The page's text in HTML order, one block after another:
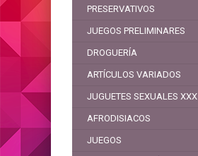
PRESERVATIVOS
JUEGOS PRELIMINARES
DROGUERÍA
ARTÍCULOS VARIADOS
JUGUETES SEXUALES XXX
AFRODISIACOS
JUEGOS